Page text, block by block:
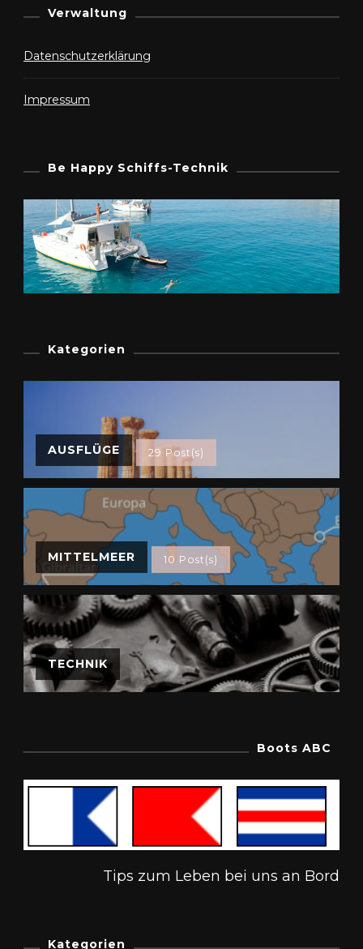
Verwaltung
Datenschutzerklärung
Impressum
Be Happy Schiffs-Technik
Kategorien
AUSFLÜGE 29 Post(s)
MITTELMEER 10 Post(s)
TECHNIK
Boots ABC
Tips zum Leben bei uns an Bord
Kategorien